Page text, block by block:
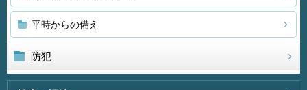
平時からの備え
防犯